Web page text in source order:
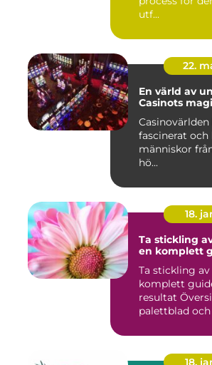
utf...
22.
En värld av
Casinots magi
fascinerat och
människor
hö...
18.
Ta stickling
en komplett
Ta stickling
komplett
resultat Översikt av
palettblad och
18.